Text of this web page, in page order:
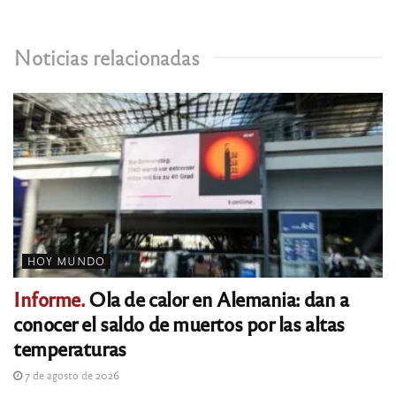
Noticias relacionadas
HOY MUNDO
Informe.Ola de calor en Alemania: dan a
conocer el saldo de muertos por las altas
temperaturas
7 de agosto de 2026